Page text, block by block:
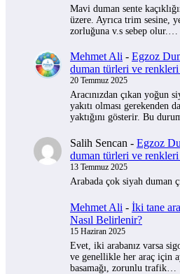
Mavi duman sente
üzere. Ayrıca trim sesine,
zorluğuna v.s sebep olur.…
Mehmet Ali - Egzoz
duman türleri ve
20 Temmuz 2025
Aracınızdan çıkan yoğun
yakıtı olması gerekenden
yaktığını gösterir. Bu
Salih Sencan - Egzoz
duman türleri ve
13 Temmuz 2025
Arabada çok siyah duman
Mehmet Ali - İki tane
Nasıl Belirlenir?
15 Haziran 2025
Evet, iki arabanız varsa
ve genellikle her araç için
basamağı, zorunlu trafik…